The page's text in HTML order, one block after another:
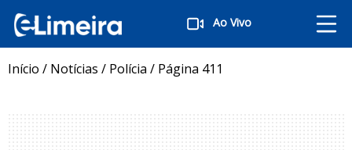
Ao Vivo
Início / Notícias / Polícia / Página 411